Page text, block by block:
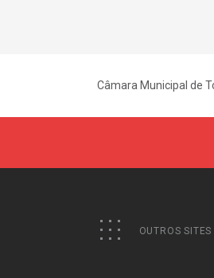
Câmara Municipal de
OUTROS